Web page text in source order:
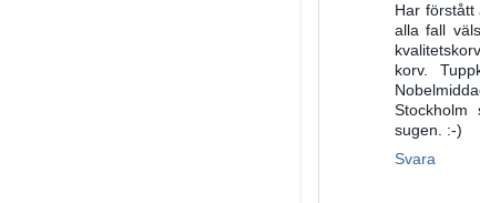
Har
alla fall
korv.
sugen. :-)
Svara